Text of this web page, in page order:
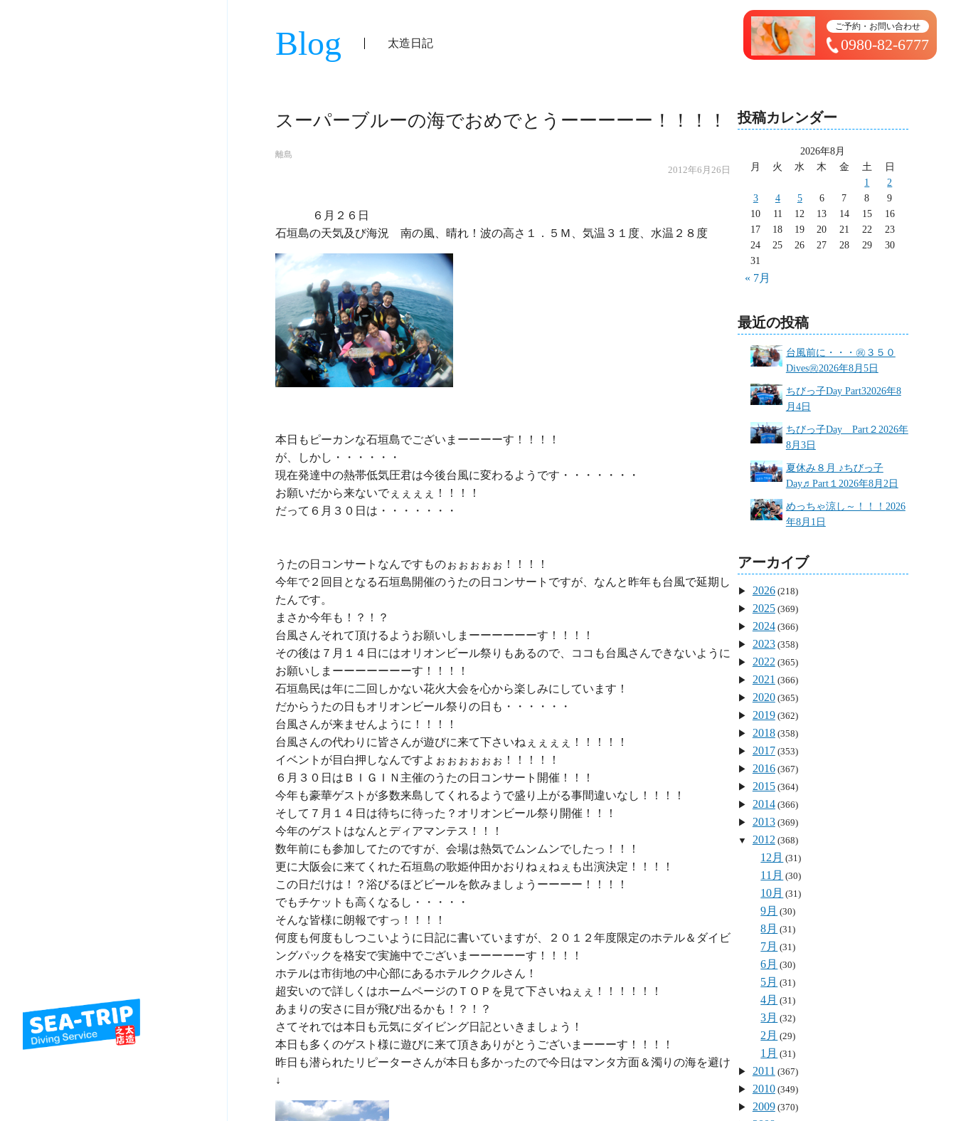
ご予約・お問い合わせ
0980-82-6777
トップページ ＞ 太造日記
Blog 太造日記
スーパーブルーの海でおめでとうーーーーー！！！！
離島
2012年6月26日
本日もピーカンな石垣島でございまーーーーす！！！！
が、しかし・・・・・・
現在発達中の熱帯低気圧君は今後台風に変わるようです・・・・・・・
お願いだから来ないでぇぇぇぇ！！！！
だって６月３０日は・・・・・・・
うたの日コンサートなんですものぉぉぉぉぉ！！！！
今年で２回目となる石垣島開催のうたの日コンサートですが、なんと昨年も台風で延期し
たんです。
まさか今年も！？！？
台風さんそれて頂けるようお願いしまーーーーーーす！！！！
その後は７月１４日にはオリオンビール祭りもあるので、ココも台風さんできないように
お願いしまーーーーーーーす！！！！
石垣島民は年に二回しかない花火大会を心から楽しみにしています！
だからうたの日もオリオンビール祭りの日も・・・・・・
台風さんが来ませんように！！！！
台風さんの代わりに皆さんが遊びに来て下さいねぇぇぇぇ！！！！！
イベントが目白押しなんですよぉぉぉぉぉぉ！！！！！
６月３０日はＢＩＧＩＮ主催のうたの日コンサート開催！！！
今年も豪華ゲストが多数来島してくれるようで盛り上がる事間違いなし！！！！
そして７月１４日は待ちに待った？オリオンビール祭り開催！！！
今年のゲストはなんとディアマンテス！！！
数年前にも参加してたのですが、会場は熱気でムンムンでしたっ！！！
更に大阪会に来てくれた石垣島の歌姫仲田かおりねぇねぇも出演決定！！！！
この日だけは！？浴びるほどビールを飲みましょうーーーー！！！！
でもチケットも高くなるし・・・・・
そんな皆様に朗報ですっ！！！！
何度も何度もしつこいように日記に書いていますが、２０１２年度限定のホテル＆ダイビ
ングパックを格安で実施中でございまーーーーーす！！！！
ホテルは市街地の中心部にあるホテルククルさん！
超安いので詳しくはホームページのＴＯＰを見て下さいねぇぇ！！！！！！
あまりの安さに目が飛び出るかも！？！？
さてそれでは本日も元気にダイビング日記といきましょう！
本日も多くのゲスト様に遊びに来て頂きありがとうございまーーーす！！！！
昨日も潜られたリピーターさんが本日も多かったので今日はマンタ方面＆濁りの海を避け
投稿カレンダー
2026年8月
月
火 水 木 金 土
日
1
2
3
4 5 6 7 8
9
10
11 12 13 14 15
16
17
18 19 20 21 22
23
24
25 26 27 28 29
30
31
« 7月
最近の投稿
台風前に・・・㊗３５０
Dives㊗2026年8月5日
ちびっ子Day Part32026年8
月4日
ちびっ子Day Part２ 2026年
8月3日
夏休み８月 ♪ちびっ子
Day♬Part１ 2026年8月2日
めっちゃ涼し～！！！ 2026
年8月1日
アーカイブ
2026(218)
2025(369)
2024(366)
2023(358)
2022(365)
2021 (366)
2020(365)
2019(362)
2018(358)
2017(353)
2016(367)
2015(364)
2014(366)
2013(369)
2012(368)
12月 (31)
11月 (30)
10月 (31)
9月 (30)
8月 (31)
7月 (31)
6月 (30)
5月 (31)
4月 (31)
3月 (32)
2月 (29)
1月 (31)
2011 (367)
2010(349)
2009(370)